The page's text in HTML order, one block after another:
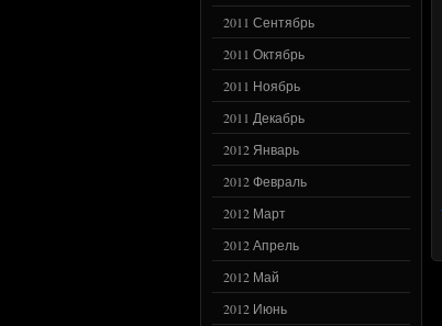
2011 Сентябрь
2011 Октябрь
2011 Ноябрь
2011 Декабрь
2012 Январь
2012 Февраль
2012 Март
2012 Апрель
2012 Май
2012 Июнь